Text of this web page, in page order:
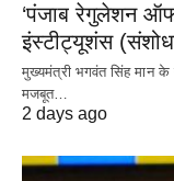
‘पंजाब रेगुलेशन
इंस्टीट्यूशंस
मुख्यमंत्री भगवंत सिंह मान के
मजबूत…
2 days ago